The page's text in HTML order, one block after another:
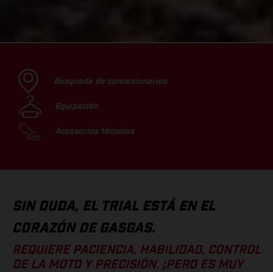
Búsqueda de concesionarios
Equipación
Accesorios técnicos
SIN DUDA, EL TRIAL ESTÁ EN EL
CORAZÓN DE GASGAS.
REQUIERE PACIENCIA, HABILIDAD, CONTROL
DE LA MOTO Y PRECISIÓN. ¡PERO ES MUY